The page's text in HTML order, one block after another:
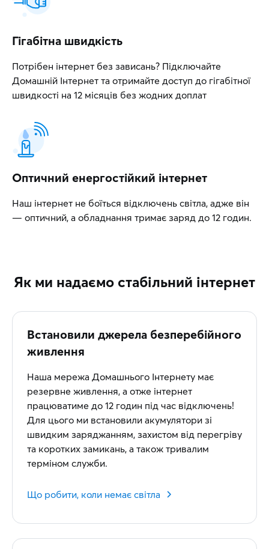
Гігабітна швидкість
Потрібен інтернет без зависань? Підключайте
Домашній Інтернет та отримайте доступ до гігабітної
швидкості на 12 місяців без жодних доплат
Оптичний енергостійкий інтернет
Наш інтернет не боїться відключень світла, адже він
— оптичний, а обладнання тримає заряд до 12 годин.
Як ми надаємо стабільний інтернет
Встановили джерела безперебійного
живлення
Наша мережа Домашнього Інтернету має
резервне живлення, а отже інтернет
працюватиме до 12 годин під час відключень!
Для цього ми встановили акумулятори зі
швидким заряджанням, захистом від перегріву
та коротких замикань, а також тривалим
терміном служби.
Що робити, коли немає світла